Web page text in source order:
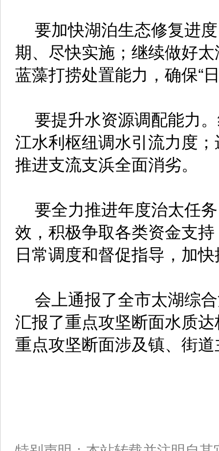
要加快湖泊生态修复进
期、尽快实施；继续做好
蓝藻打捞处置能力，确保“
要提升水资源调配能力
江水利枢纽调水引流力度
推进支流支浜全面消劣。
要全力推进年度治太任
效，积极争取各类资金支
日常调度和督促指导，加
会上通报了全市太湖综
汇报了重点攻坚断面水质
重点攻坚断面涉及镇、街